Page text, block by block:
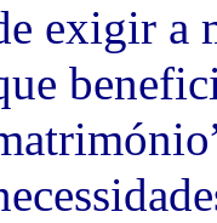
exigir a